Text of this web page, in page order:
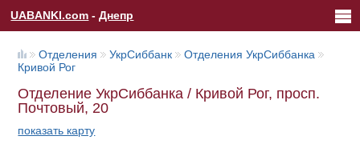
UABANKI.com -Днепр
Отделения УкрСиббанк
Отделения УкрСиббанка
Кривой Рог
Отделение УкрСиббанка / Кривой Рог, просп.
Почтовый, 20
показать карту